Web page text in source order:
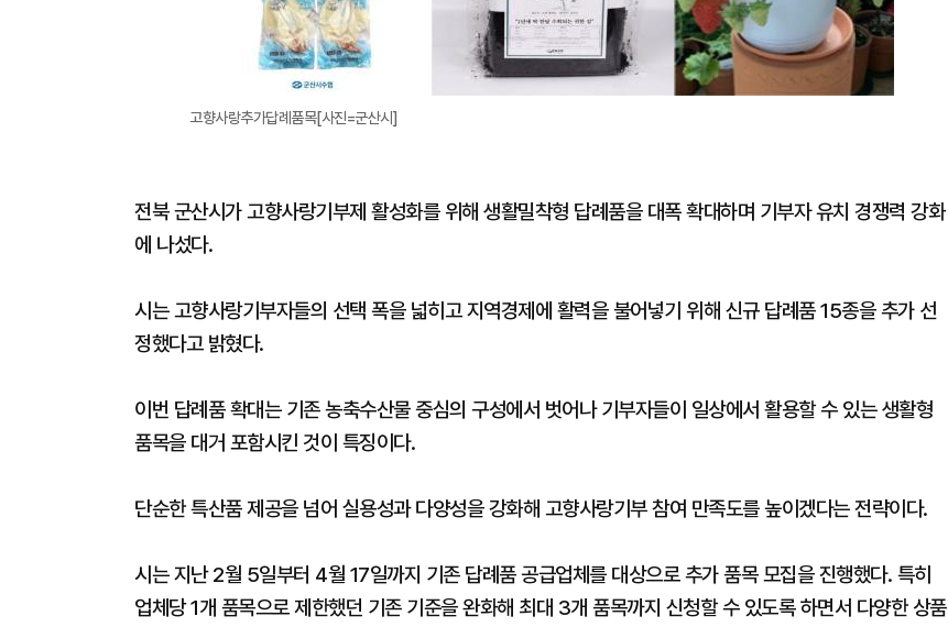
고향사랑추가답례품목[사진=군산시]
전북 군산시가 고향사랑기부제 활성화를 위해 생활밀착형 답례품을 대폭 확대하며 기부자 유치 경쟁력 강화
에 나섰다.
시는 고향사랑기부자들의 선택 폭을 넓히고 지역경제에 활력을 불어넣기 위해 신규 답례품 15종을 추가 선
정했다고 밝혔다.
이번 답례품 확대는 기존 농축수산물 중심의 구성에서 벗어나 기부자들이 일상에서 활용할 수 있는 생활형
품목을 대거 포함시킨 것이 특징이다.
단순한 특산품 제공을 넘어 실용성과 다양성을 강화해 고향사랑기부 참여 만족도를 높이겠다는 전략이다.
시는 지난 2월 5일부터 4월 17일까지 기존 답례품 공급업체를 대상으로 추가 품목 모집을 진행했다. 특히
업체당 1개 품목으로 제한했던 기존 기준을 완화해 최대 3개 품목까지 신청할 수 있도록 하면서 다양한 상품